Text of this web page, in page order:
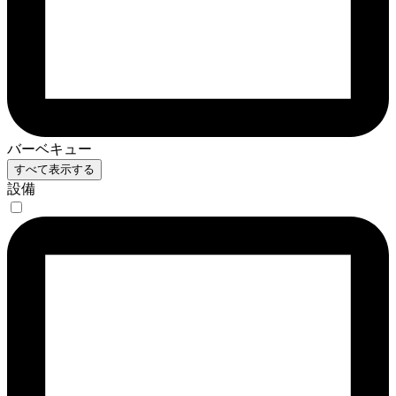
バーベキュー
すべて表示する
設備